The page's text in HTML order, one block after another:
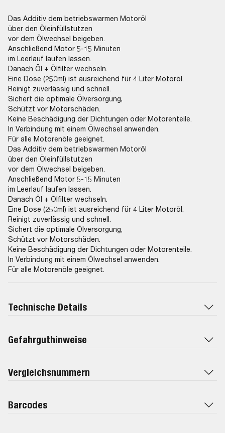
Das Additiv dem betriebswarmen Motoröl
über den Öleinfüllstutzen
vor dem Ölwechsel beigeben.
Anschließend Motor 5-15 Minuten
im Leerlauf laufen lassen.
Danach Öl + Ölfilter wechseln.
Eine Dose (250ml) ist ausreichend für 4 Liter Motoröl.
Reinigt zuverlässig und schnell.
Sichert die optimale Ölversorgung,
Schützt vor Motorschäden.
Keine Beschädigung der Dichtungen oder Motorenteile.
In Verbindung mit einem Ölwechsel anwenden.
Für alle Motorenöle geeignet.
Das Additiv dem betriebswarmen Motoröl
über den Öleinfüllstutzen
vor dem Ölwechsel beigeben.
Anschließend Motor 5-15 Minuten
im Leerlauf laufen lassen.
Danach Öl + Ölfilter wechseln.
Eine Dose (250ml) ist ausreichend für 4 Liter Motoröl.
Reinigt zuverlässig und schnell.
Sichert die optimale Ölversorgung,
Schützt vor Motorschäden.
Keine Beschädigung der Dichtungen oder Motorenteile.
In Verbindung mit einem Ölwechsel anwenden.
Für alle Motorenöle geeignet.
Technische Details
Gefahrguthinweise
Vergleichsnummern
Barcodes